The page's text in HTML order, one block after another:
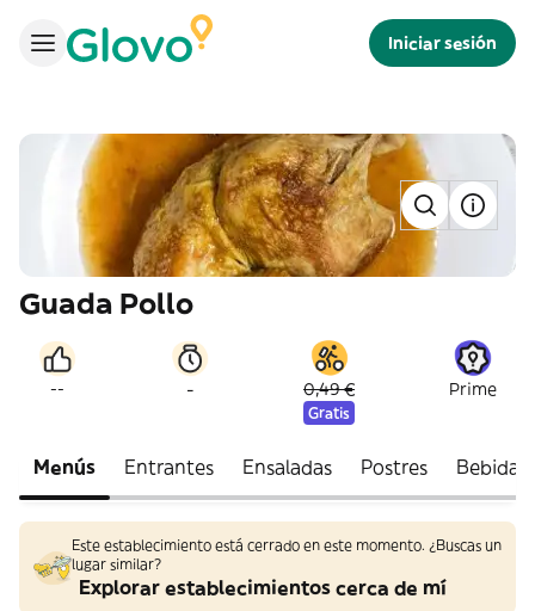
Iniciar sesión
Guada Pollo
-- - 0,49 €
Gratis
Prime
Menús Entrantes Ensaladas Postres Bebidas
Este establecimiento está cerrado en este momento. ¿Buscas un
lugar similar?
Explorar establecimientos cerca de mí